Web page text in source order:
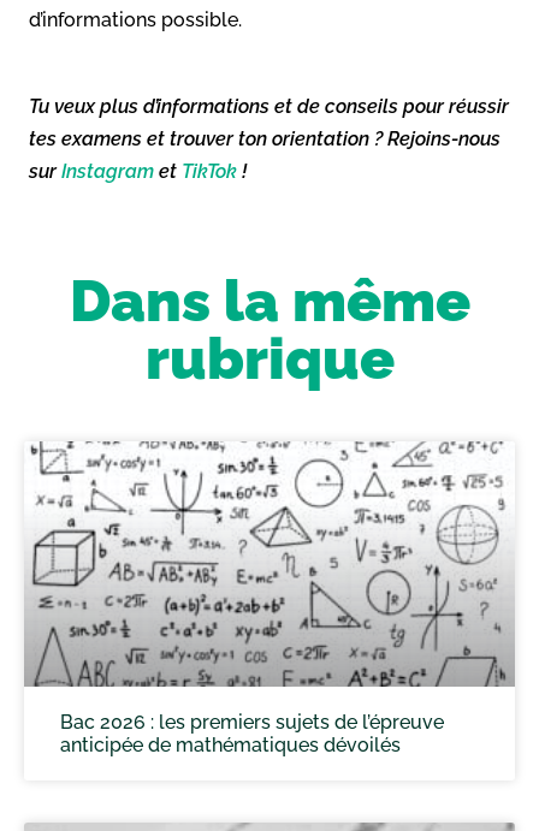
d’informations possible.
Tu veux plus d’informations et de conseils pour réussir
tes examens et trouver ton orientation ? Rejoins-nous
surInstagram et TikTok !
Dans la même
rubrique
Bac 2026 : les premiers sujets de l’épreuve
anticipée de mathématiques dévoilés